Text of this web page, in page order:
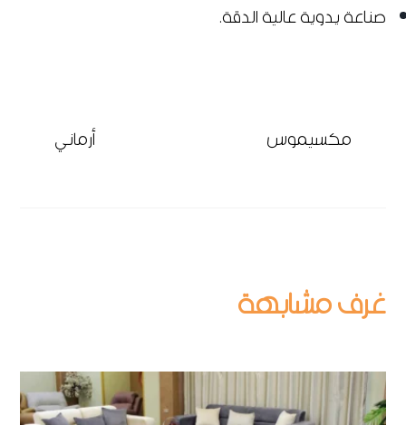
صناعة يدوية عالية الدقة.
أرماني مكسيموس